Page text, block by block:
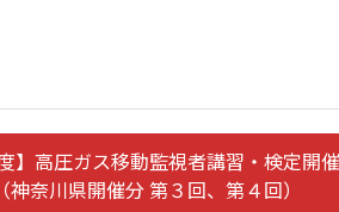
】高圧ガス移動監視者講習・検定開
（神奈川県開催分 第３回、第４回）